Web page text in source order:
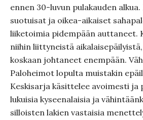
ennen 30-luvun pulakauden
suotuisat ja oikea-aikaiset
liiketoimia pidempään auttaneet.
niihin liittyneistä
koskaan johtaneet enempään.
Paloheimot lopulta muistakin
Keskisarja käsittelee avoimesti
lukuisia kyseenalaisia ja
silloisten lakien vastaisia